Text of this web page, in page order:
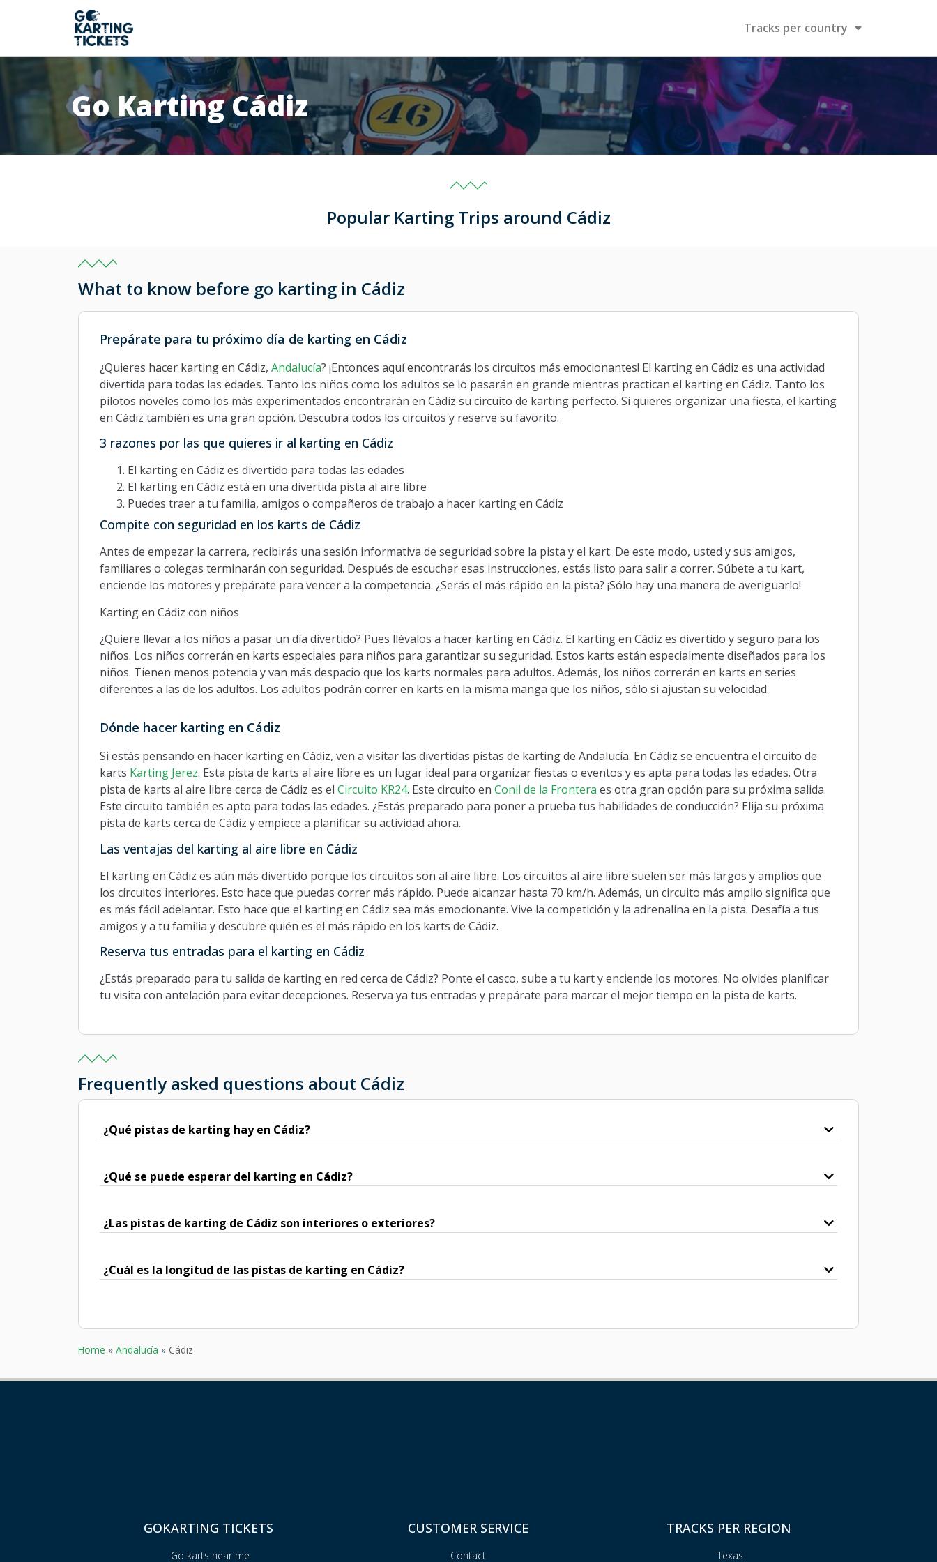
Tracks per country
Go Karting Cádiz
Popular Karting Trips around Cádiz
What to know before go karting in Cádiz
Prepárate para tu próximo día de karting en Cádiz
¿Quieres hacer karting en Cádiz, Andalucía? ¡Entonces aquí encontrarás los circuitos más emocionantes! El karting en Cádiz es una actividad
divertida para todas las edades. Tanto los niños como los adultos se lo pasarán en grande mientras practican el karting en Cádiz. Tanto los
pilotos noveles como los más experimentados encontrarán en Cádiz su circuito de karting perfecto. Si quieres organizar una fiesta, el karting
en Cádiz también es una gran opción. Descubra todos los circuitos y reserve su favorito.
3 razones por las que quieres ir al karting en Cádiz
El karting en Cádiz es divertido para todas las edades
El karting en Cádiz está en una divertida pista al aire libre
Puedes traer a tu familia, amigos o compañeros de trabajo a hacer karting en Cádiz
Compite con seguridad en los karts de Cádiz
Antes de empezar la carrera, recibirás una sesión informativa de seguridad sobre la pista y el kart. De este modo, usted y sus amigos,
familiares o colegas terminarán con seguridad. Después de escuchar esas instrucciones, estás listo para salir a correr. Súbete a tu kart,
enciende los motores y prepárate para vencer a la competencia. ¿Serás el más rápido en la pista? ¡Sólo hay una manera de averiguarlo!
Karting en Cádiz con niños
¿Quiere llevar a los niños a pasar un día divertido? Pues llévalos a hacer karting en Cádiz. El karting en Cádiz es divertido y seguro para los
niños. Los niños correrán en karts especiales para niños para garantizar su seguridad. Estos karts están especialmente diseñados para los
niños. Tienen menos potencia y van más despacio que los karts normales para adultos. Además, los niños correrán en karts en series
diferentes a las de los adultos. Los adultos podrán correr en karts en la misma manga que los niños, sólo si ajustan su velocidad.
Dónde hacer karting en Cádiz
Si estás pensando en hacer karting en Cádiz, ven a visitar las divertidas pistas de karting de Andalucía. En Cádiz se encuentra el circuito de
karts Karting Jerez. Esta pista de karts al aire libre es un lugar ideal para organizar fiestas o eventos y es apta para todas las edades. Otra
pista de karts al aire libre cerca de Cádiz es el Circuito KR24. Este circuito en Conil de la Frontera es otra gran opción para su próxima salida.
Este circuito también es apto para todas las edades. ¿Estás preparado para poner a prueba tus habilidades de conducción? Elija su próxima
pista de karts cerca de Cádiz y empiece a planificar su actividad ahora.
Las ventajas del karting al aire libre en Cádiz
El karting en Cádiz es aún más divertido porque los circuitos son al aire libre. Los circuitos al aire libre suelen ser más largos y amplios que
los circuitos interiores. Esto hace que puedas correr más rápido. Puede alcanzar hasta 70 km/h. Además, un circuito más amplio significa que
es más fácil adelantar. Esto hace que el karting en Cádiz sea más emocionante. Vive la competición y la adrenalina en la pista. Desafía a tus
amigos y a tu familia y descubre quién es el más rápido en los karts de Cádiz.
Reserva tus entradas para el karting en Cádiz
¿Estás preparado para tu salida de karting en red cerca de Cádiz? Ponte el casco, sube a tu kart y enciende los motores. No olvides planificar
tu visita con antelación para evitar decepciones. Reserva ya tus entradas y prepárate para marcar el mejor tiempo en la pista de karts.
Frequently asked questions about Cádiz
¿Qué pistas de karting hay en Cádiz?
¿Qué se puede esperar del karting en Cádiz?
¿Las pistas de karting de Cádiz son interiores o exteriores?
¿Cuál es la longitud de las pistas de karting en Cádiz?
Home » Andalucía » Cádiz
GOKARTING TICKETS
Go karts near me
CUSTOMER SERVICE
Contact
TRACKS PER REGION
Texas